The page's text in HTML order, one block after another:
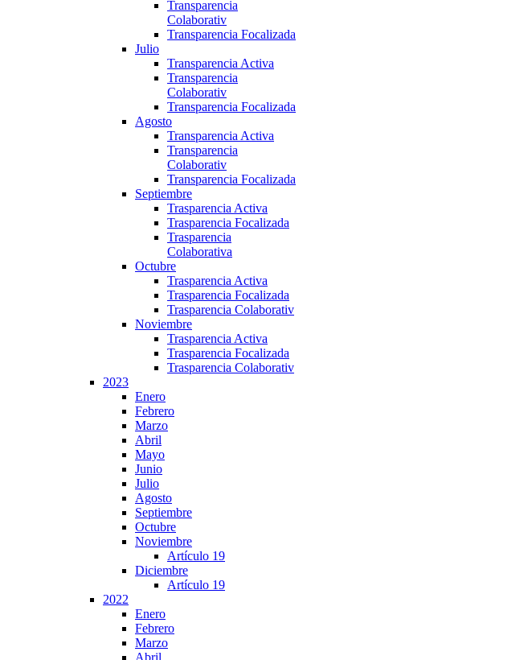
Transparencia
Colaborativ
Transparencia Focalizada
Julio
Transparencia Activa
Transparencia
Colaborativ
Transparencia Focalizada
Agosto
Transparencia Activa
Transparencia
Colaborativ
Transparencia Focalizada
Septiembre
Trasparencia Activa
Trasparencia Focalizada
Trasparencia
Colaborativa
Octubre
Trasparencia Activa
Trasparencia Focalizada
Trasparencia Colaborativ
Noviembre
Trasparencia Activa
Trasparencia Focalizada
Trasparencia Colaborativ
2023
Enero
Febrero
Marzo
Abril
Mayo
Junio
Julio
Agosto
Septiembre
Octubre
Noviembre
Artículo 19
Diciembre
Artículo 19
2022
Enero
Febrero
Marzo
Abril